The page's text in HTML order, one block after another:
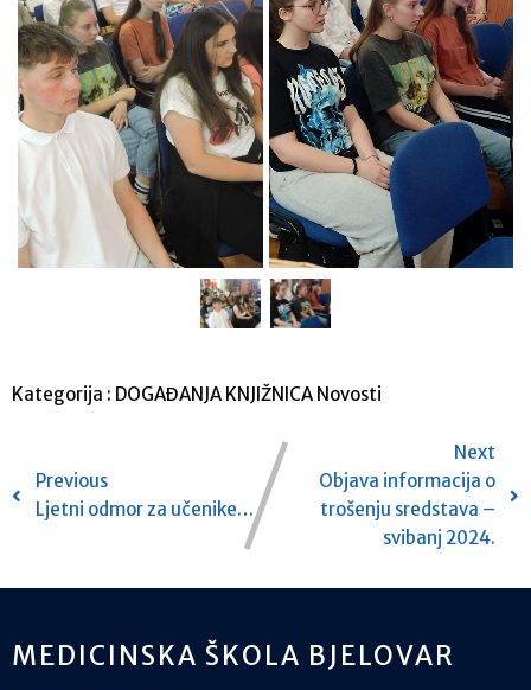
Kategorija : DOGAĐANJA KNJIŽNICA Novosti
Previous
Ljetni odmor za učenike…
Next
Objava informacija o
trošenju sredstava –
svibanj 2024.
MEDICINSKA ŠKOLA BJELOVAR